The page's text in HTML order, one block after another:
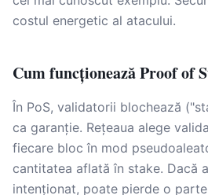
costul energetic al atacului.
Cum funcționează Proof of
În PoS, validatorii blochează
ca garanție. Rețeaua alege
fiecare bloc în mod
cantitatea aflată în stake. Dacă
intenționat, poate pierde o